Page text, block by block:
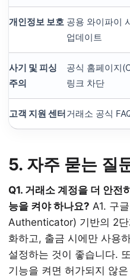
개인정보 보호 공용 와이파이
업데이트
사기 및 피싱
주의
공식 홈페이지
링크 차단
고객 지원 센터거래소 공식
5. 자주 묻는 질
Q1. 거래소 계정을 더 안전
능을 켜야 하나요? A1. 구
Authenticator) 기반의 2단
화하고, 출금 시에만 사용
설정하는 것이 좋습니다.
기능을 켜면 허가되지 않